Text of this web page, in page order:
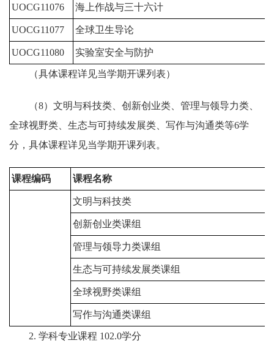
UOCG11076 海上作战与三十六计
UOCG11077 全球卫生导论
UOCG11080 实验室安全与防护
（具体课程详见当学期开课列表）
（8）文明与科技类、创新创业类、管理与领导力类、
全球视野类、生态与可持续发展类、写作与沟通类等6学
分，具体课程详见当学期开课列表。
课程编码 课程名称
文明与科技类
创新创业类课组
管理与领导力类课组
生态与可持续发展类课组
全球视野类课组
写作与沟通类课组
2. 学科专业课程 102.0学分